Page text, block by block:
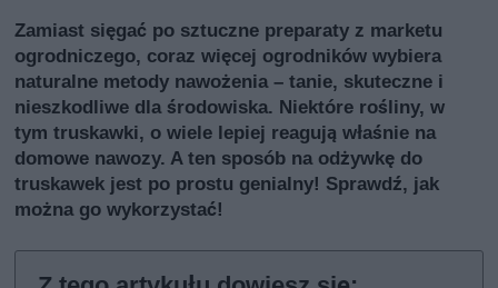
Zamiast sięgać po sztuczne preparaty z marketu
ogrodniczego, coraz więcej ogrodników wybiera
naturalne metody nawożenia – tanie, skuteczne i
nieszkodliwe dla środowiska. Niektóre rośliny, w
tym truskawki, o wiele lepiej reagują właśnie na
domowe nawozy. A ten sposób na odżywkę do
truskawek jest po prostu genialny! Sprawdź, jak
można go wykorzystać!